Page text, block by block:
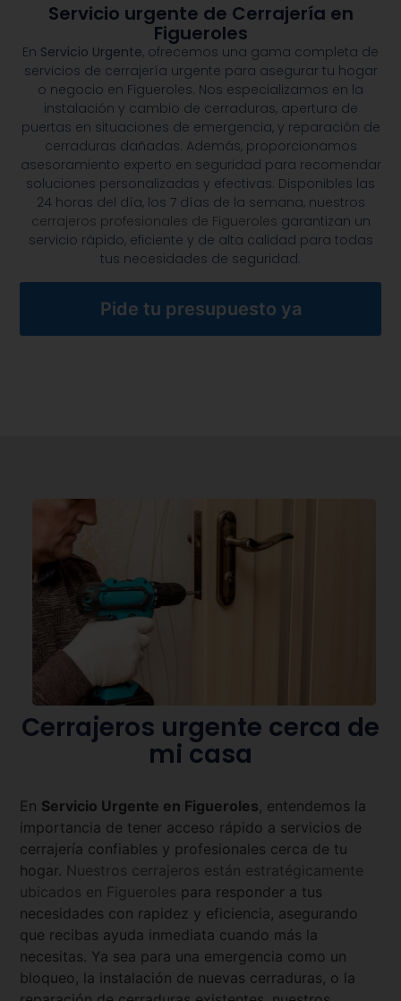
Servicio urgente de Cerrajería en
Figueroles
En Servicio Urgente, ofrecemos una gama completa de
servicios de cerrajería urgente para asegurar tu hogar
o negocio en Figueroles. Nos especializamos en la
instalación y cambio de cerraduras, apertura de
puertas en situaciones de emergencia, y reparación de
cerraduras dañadas. Además, proporcionamos
asesoramiento experto en seguridad para recomendar
soluciones personalizadas y efectivas. Disponibles las
24 horas del día, los 7 días de la semana, nuestros
cerrajeros profesionales de Figueroles garantizan un
servicio rápido, eficiente y de alta calidad para todas
tus necesidades de seguridad.
Pide tu presupuesto ya
Cerrajeros urgente cerca de
mi casa
En Servicio Urgente en Figueroles , entendemos la
importancia de tener acceso rápido a servicios de
cerrajería confiables y profesionales cerca de tu
hogar. Nuestros cerrajeros están estratégicamente
ubicados en Figueroles para responder a tus
necesidades con rapidez y eficiencia, asegurando
que recibas ayuda inmediata cuando más la
necesitas. Ya sea para una emergencia como un
bloqueo, la instalación de nuevas cerraduras, o la